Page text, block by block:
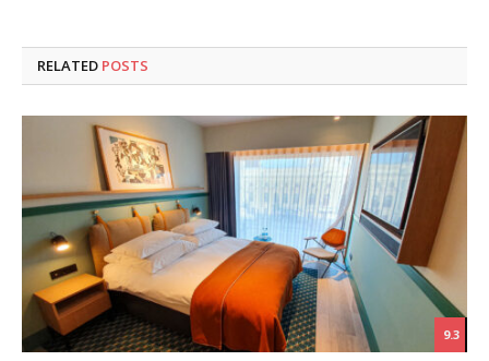
RELATED POSTS
9.3